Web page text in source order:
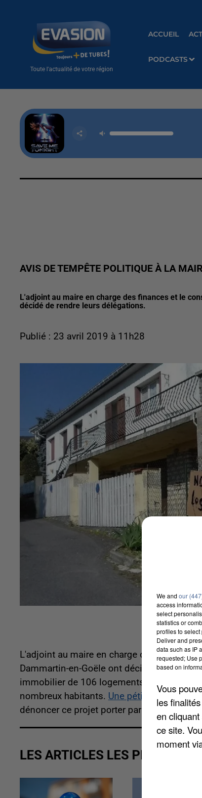
Toute l'actualité de votre région
ACCUEIL
PODCASTS
AVIS DE TEMPÊTE POLITIQUE À LA
L'adjoint au maire en charge des finances et le
décidé de rendre leurs délégations.
Publié : 23 avril 2019 à 11h28
L'adjoint au maire en charge des
Dammartin-en-Goële ont décidé de rendre
immobilier de 106 logements sociaux,
nombreux habitants. Une pétition a
dénoncer ce projet porter par Nexity.
LES ARTICLES LES PLUS VUS
We and our
access
select
statistics or
profiles to
Deliver and
data such as IP
requested; Use
based on
Vous
les
en
ce site.
moment